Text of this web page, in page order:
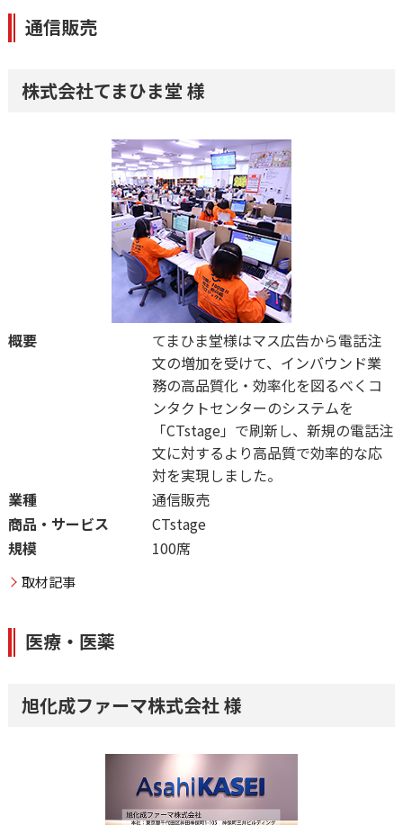
通信販売
株式会社てまひま堂 様
概要
てまひま堂様はマス広告から電話注
文の増加を受けて、インバウンド業
務の高品質化・効率化を図るべくコ
ンタクトセンターのシステムを
「CTstage」で刷新し、新規の電話注
文に対するより高品質で効率的な応
対を実現しました。
業種
通信販売
商品・サービス
CTstage
規模
100席
取材記事
医療・医薬
旭化成ファーマ株式会社 様